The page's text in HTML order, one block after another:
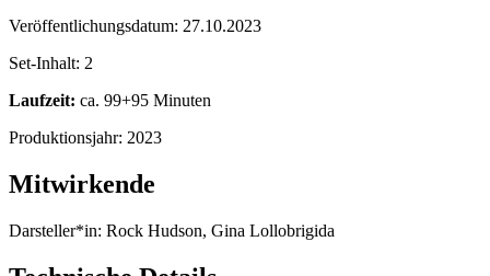
Veröffentlichungsdatum: 27.10.2023
Set-Inhalt: 2
Laufzeit: ca. 99+95 Minuten
Produktionsjahr: 2023
Mitwirkende
Darsteller*in: Rock Hudson, Gina Lollobrigida